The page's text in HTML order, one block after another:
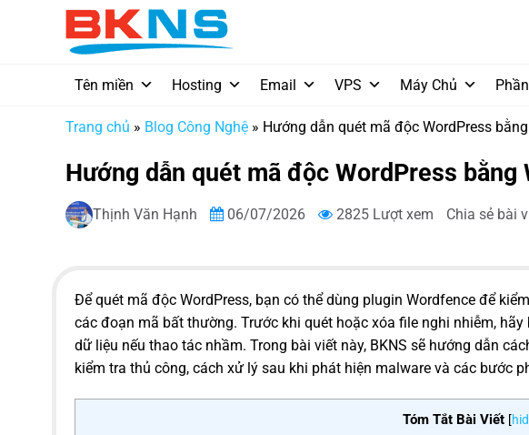
Tên miền Hosting Email VPS Máy Chủ
Trang chủ » Blog Công Nghệ » Hướng dẫn quét mã độc WordPress
Hướng dẫn quét mã độc WordPress
Thịnh Văn Hạnh 06/07/2026 2825 Lượt xem Chia sẻ bài
Để quét mã độc WordPress, bạn có thể dùng plugin Wordfence để
các đoạn mã bất thường. Trước khi quét hoặc xóa file nghi nhiễm,
dữ liệu nếu thao tác nhầm. Trong bài viết này, BKNS sẽ hướng dẫn
kiểm tra thủ công, cách xử lý sau khi phát hiện malware và các bước
Tóm Tắt Bài Viết [